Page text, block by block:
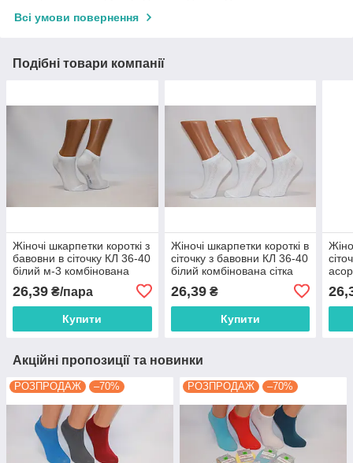
Всі умови повернення
Подібні товари компанії
Жіночі шкарпетки короткі з
бавовни в сіточку КЛ 36-40
білий м-3 комбінована
26,39 ₴/пара
Купити
Жіночі шкарпетки короткі в
сіточку з бавовни КЛ 36-40
білий комбінована сітка
26,39₴
Купити
Акційні пропозиції та новинки
РОЗПРОДАЖ –70% РОЗПРОДАЖ –70%